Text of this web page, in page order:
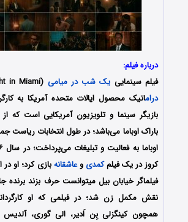
درباره فیلم:
فیلم سینمایی یک شب در میامی (One Night in Miami) فیلمی
دراماتیک محصول ایالات متحده آمریکا به
بازیگر سینما و تلویزیون آمریکایی است که
باراک اوباما می‌باشد؛ در طول انتخابات ریاست
کروز در یک فیلمکمدی وعاشقانهبازی کرد؛ او در
فیلماگر خیابان بیل میتوانست حرف بزند برنده
نقش مکمل زن شد؛ در فیلمی که او
همچون کینگزلی بِن اَدیر، الی گوری، آلدیس